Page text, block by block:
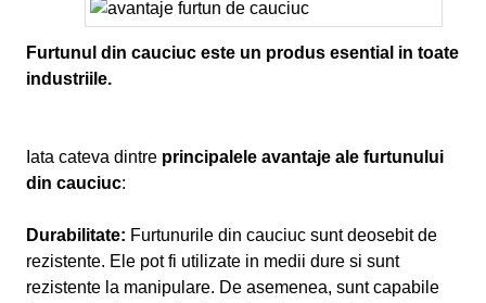
Furtunul din cauciuc este un produs esential in toate
industriile.
Iata cateva dintre principalele avantaje ale furtunului
din cauciuc:
Durabilitate: Furtunurile din cauciuc sunt deosebit de
rezistente. Ele pot fi utilizate in medii dure si sunt
rezistente la manipulare. De asemenea, sunt capabile